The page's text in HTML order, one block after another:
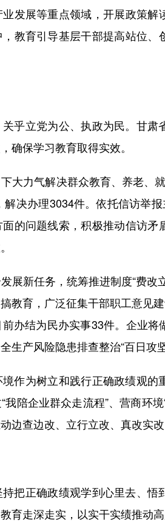
发展等重点领域，开展政策
教育引导基层干部提高站位、
立党为公、执政为民。甘肃
确保学习教育取得实效。
力气解决群众教育、养老、
决办理3034件。依托信访举
的问题线索，积极推动信访
新任务，统筹推进制度“费改
教育，广泛征集干部职工意见
办结为民办实事33件。企业
生产风险隐患排查整治“百日攻
为树立和践行正确政绩观的
陪企业群众走流程”、营商环
边查边改、立行立改、真改实改
正确政绩观学到心里去、悟
育走深走实，以实干实绩推动高